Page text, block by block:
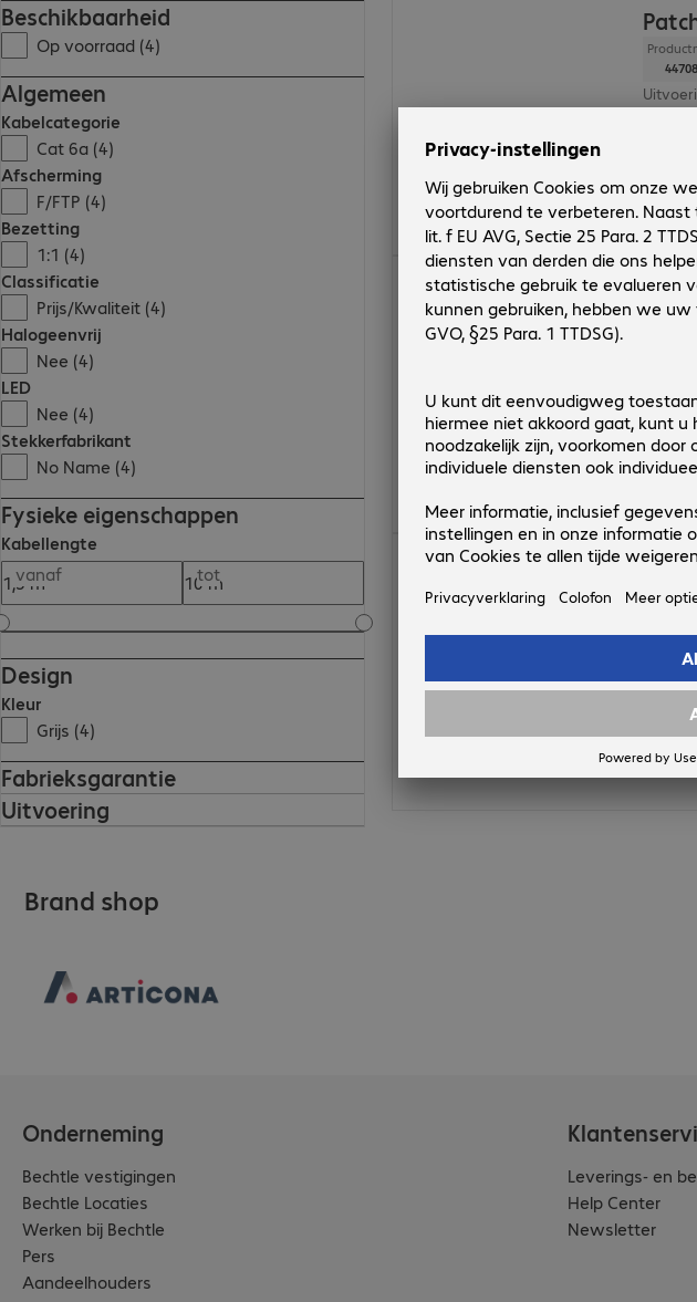
Beschikbaarheid
Op voorraad (4)
Algemeen
Kabelcategorie
Cat 6a (4)
Afscherming
F/FTP (4)
Bezetting
1:1 (4)
Classificatie
Prijs/Kwaliteit (4)
Halogeenvrij
Nee (4)
LED
Nee (4)
Stekkerfabrikant
No Name (4)
Fysieke eigenschappen
Kabellengte
vanaf
tot
Design
Kleur
Grijs (4)
Fabrieksgarantie
Uitvoering
Kleur :
€ 25,99
€ 10,99
Brand shop
Onderneming
Bechtle vestigingen
Bechtle Locaties
Werken bij Bechtle
Pers
Aandeelhouders
Leverings- en
Help Center
Newsletter